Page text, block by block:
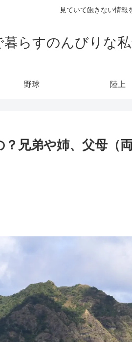
見ていて飽きない情報
暮らすのんびりな
野球 陸上
兄弟や姉、父母（